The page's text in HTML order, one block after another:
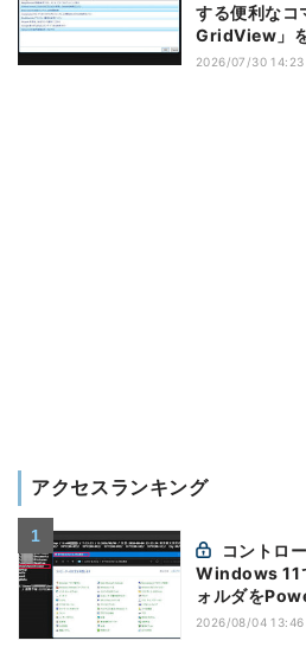
する便利な
GridView」
2026/07/30 14:23
アクセスランキング
Windows 11
ォルダを
マーク化
2026/08/04 13:46